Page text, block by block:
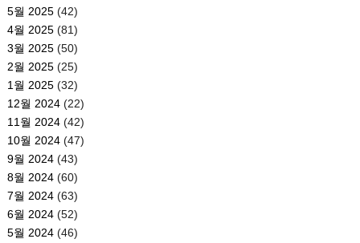
5월 2025(42)
4월 2025(81)
3월 2025(50)
2월 2025(25)
1월 2025(32)
12월 2024(22)
11월 2024(42)
10월 2024(47)
9월 2024(43)
8월 2024(60)
7월 2024(63)
6월 2024(52)
5월 2024(46)